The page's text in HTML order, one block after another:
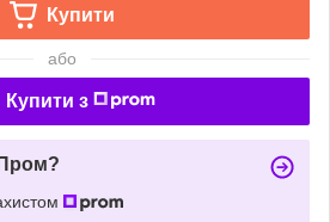
Купити
або
Купити з